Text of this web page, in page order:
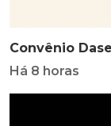
Convênio
Há 8 horas